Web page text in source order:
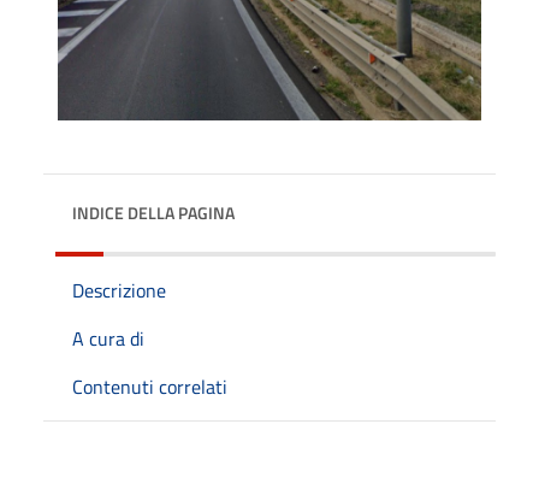
INDICE DELLA PAGINA
Descrizione
A cura di
Contenuti correlati